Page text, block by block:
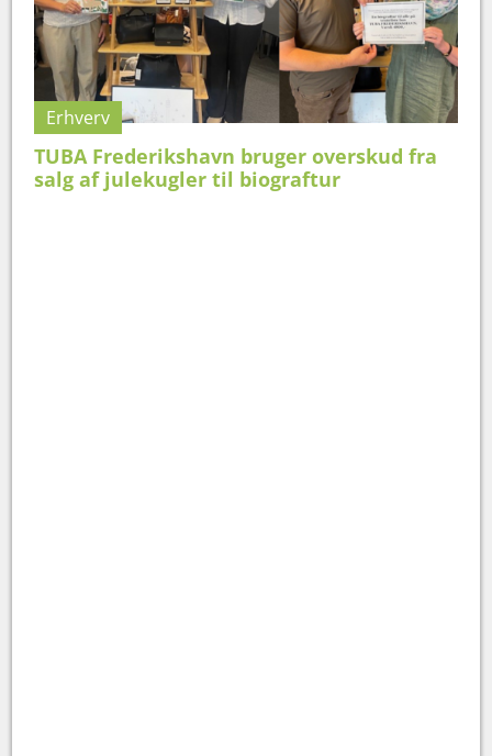
Erhverv
TUBA Frederikshavn bruger overskud fra
salg af julekugler til biograftur